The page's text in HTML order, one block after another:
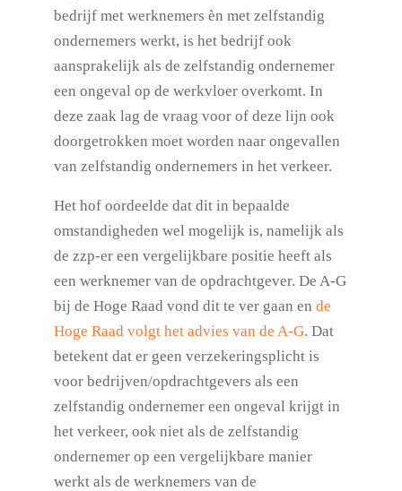
bedrijf met werknemers èn met zelfstandig
ondernemers werkt, is het bedrijf ook
aansprakelijk als de zelfstandig ondernemer
een ongeval op de werkvloer overkomt. In
deze zaak lag de vraag voor of deze lijn ook
doorgetrokken moet worden naar ongevallen
van zelfstandig ondernemers in het verkeer.
Het hof oordeelde dat dit in bepaalde
omstandigheden wel mogelijk is, namelijk als
de zzp-er een vergelijkbare positie heeft als
een werknemer van de opdrachtgever. De A-G
bij de Hoge Raad vond dit te ver gaan en de
Hoge Raad volgt het advies van de A-G. Dat
betekent dat er geen verzekeringsplicht is
voor bedrijven/opdrachtgevers als een
zelfstandig ondernemer een ongeval krijgt in
het verkeer, ook niet als de zelfstandig
ondernemer op een vergelijkbare manier
werkt als de werknemers van de